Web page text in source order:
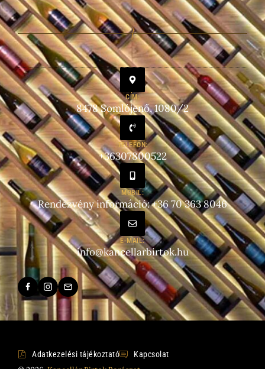
CÍM:
8478 Somlójenő, 1080/2
TELEFON:
+36307800522
MOBIL:
Rendezvény információ: +36 70 363 8046
E-MAIL:
info@kancellarbirtok.hu
Adatkezelési tájékoztató Kapcsolat